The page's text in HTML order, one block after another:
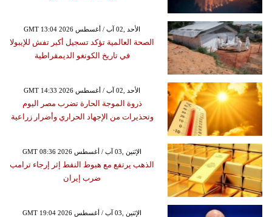
GMT 13:04 2026 الأحد ,02 آب / أغسطس
الصحة العالمية تؤكد تسجيل أكبر تفش للإيبولا
في تاريخ الكونغو الديمقراطية
GMT 14:33 2026 الأحد ,02 آب / أغسطس
ذروة الموجة الحارة تضرب مصر اليوم
وتحذيرات من الإجهاد الحراري وأضرار زراعية
GMT 08:36 2026 الإثنين ,03 آب / أغسطس
الذهب يرتفع مع هبوط النفط إثر إرجاء ترامب
ضرب إيران
GMT 19:04 2026 الإثنين ,03 آب / أغسطس